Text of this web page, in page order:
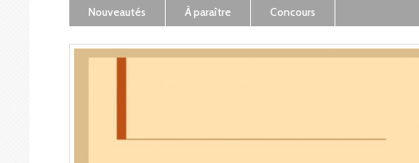
Nouveautés
À paraître Concours